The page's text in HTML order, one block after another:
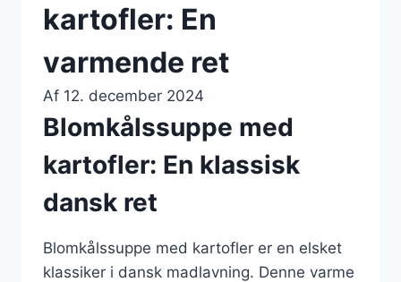
kartofler: En
varmende ret
Af 12. december 2024
Blomkålssuppe med
kartofler: En klassisk
dansk ret
Blomkålssuppe med kartofler er en elsket
klassiker i dansk madlavning. Denne varme